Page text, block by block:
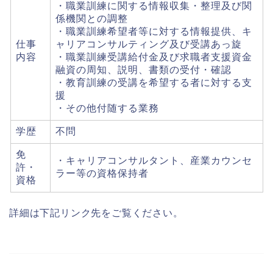
仕事
内容
・職業訓練に関する情報収集・整理及び関
係機関との調整
・職業訓練希望者等に対する情報提供、キ
ャリアコンサルティング及び受講あっ旋
・職業訓練受講給付金及び求職者支援資金
融資の周知、説明、書類の受付・確認
・教育訓練の受講を希望する者に対する支
援
・その他付随する業務
学歴 不問
免
許・
資格
・キャリアコンサルタント、産業カウンセ
ラー等の資格保持者
詳細は下記リンク先をご覧ください。